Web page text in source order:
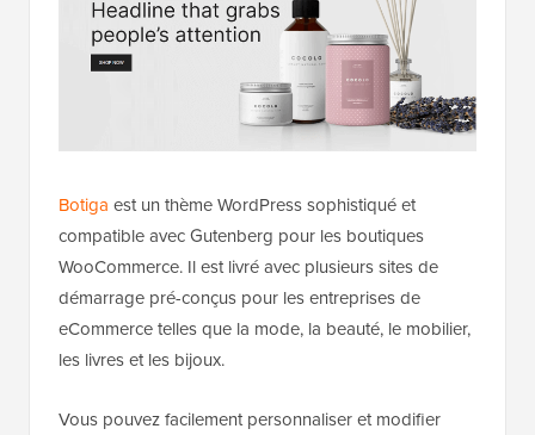
Botiga est un thème WordPress sophistiqué et
compatible avec Gutenberg pour les boutiques
WooCommerce. Il est livré avec plusieurs sites de
démarrage pré-conçus pour les entreprises de
eCommerce telles que la mode, la beauté, le mobilier,
les livres et les bijoux.
Vous pouvez facilement personnaliser et modifier